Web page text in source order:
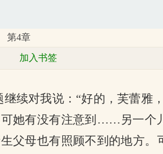
第4章
加入书签
续对我说：“好的，芙蕾雅
她有没有注意到……另一个
父母也有照顾不到的地方